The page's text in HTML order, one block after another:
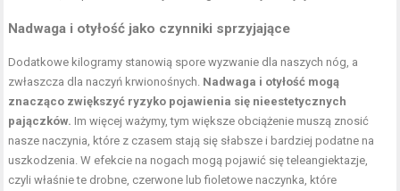
Nadwaga i otyłość jako czynniki sprzyjające
Dodatkowe kilogramy stanowią spore wyzwanie dla naszych nóg, a
zwłaszcza dla naczyń krwionośnych. Nadwaga i otyłość mogą
znacząco zwiększyć ryzyko pojawienia się nieestetycznych
pajączków. Im więcej ważymy, tym większe obciążenie muszą znosić
nasze naczynia, które z czasem stają się słabsze i bardziej podatne na
uszkodzenia. W efekcie na nogach mogą pojawić się teleangiektazje,
czyli właśnie te drobne, czerwone lub fioletowe naczynka, które